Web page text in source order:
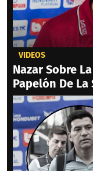
VIDEOS
Nazar Sobre
Papelón De